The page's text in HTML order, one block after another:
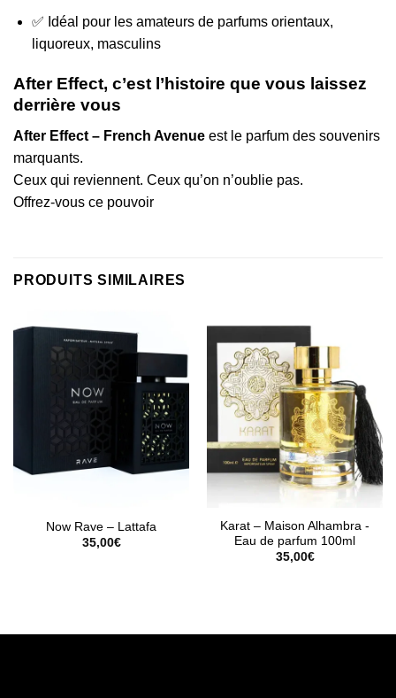
✅ Idéal pour les amateurs de parfums orientaux,
liquoreux, masculins
After Effect, c’est l’histoire que vous laissez
derrière vous
After Effect – French Avenue est le parfum des souvenirs
marquants.
Ceux qui reviennent. Ceux qu’on n’oublie pas.
Offrez-vous ce pouvoir
PRODUITS SIMILAIRES
Now Rave – Lattafa
35,00€
Karat – Maison Alhambra -
Eau de parfum 100ml
35,00€